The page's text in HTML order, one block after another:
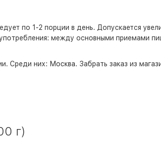
по 1-2 порции в день. Допускается
между основными приемами
Среди них: Москва. Забрать заказ из
г)